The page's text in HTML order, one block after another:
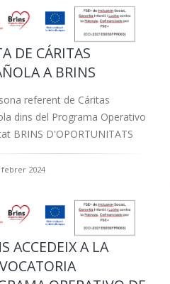
DE CÁRITAS
A BRINS
referent de Cáritas
dins del Programa Operativo
BRINS D'OPORTUNITATS
febrer 2024
ACCEDEIX A LA